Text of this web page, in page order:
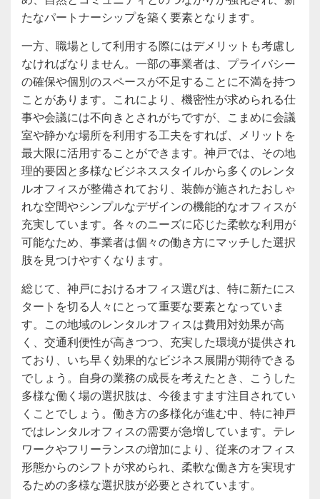
たなパートナーシップを築く要素となります。
一方、職場として利用する際にはデメリットも考慮し
なければなりません。一部の事業者は、プライバシー
の確保や個別のスペースが不足することに不満を持つ
ことがあります。これにより、機密性が求められる仕
事や会議には不向きとされがちですが、こまめに会議
室や静かな場所を利用する工夫をすれば、メリットを
最大限に活用することができます。神戸では、その地
理的要因と多様なビジネススタイルから多くのレンタ
ルオフィスが整備されており、装飾が施されたおしゃ
れな空間やシンプルなデザインの機能的なオフィスが
充実しています。各々のニーズに応じた柔軟な利用が
可能なため、事業者は個々の働き方にマッチした選択
肢を見つけやすくなります。
総じて、神戸におけるオフィス選びは、特に新たにス
タートを切る人々にとって重要な要素となっていま
す。この地域のレンタルオフィスは費用対効果が高
く、交通利便性が高きつつ、充実した環境が提供され
ており、いち早く効果的なビジネス展開が期待できる
でしょう。自身の業務の成長を考えたとき、こうした
多様な働く場の選択肢は、今後ますます注目されてい
くことでしょう。働き方の多様化が進む中、特に神戸
ではレンタルオフィスの需要が急増しています。テレ
ワークやフリーランスの増加により、従来のオフィス
形態からのシフトが求められ、柔軟な働き方を実現す
るための多様な選択肢が必要とされています。